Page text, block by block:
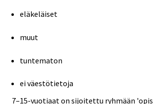
eläkeläiset
muut
tuntematon
ei väestötietoja
7–15-vuotiaat on sijoitettu ryhmään